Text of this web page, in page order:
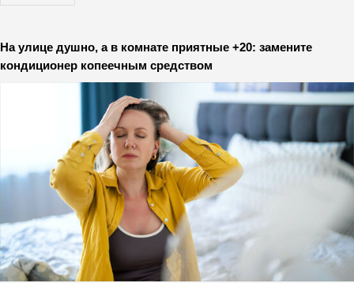
На улице душно, а в комнате приятные +20: замените
кондиционер копеечным средством